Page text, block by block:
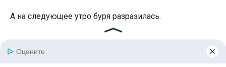
А на следующее утро буря разразилась.
стоял полицейский чин с неприятным, одутловатым